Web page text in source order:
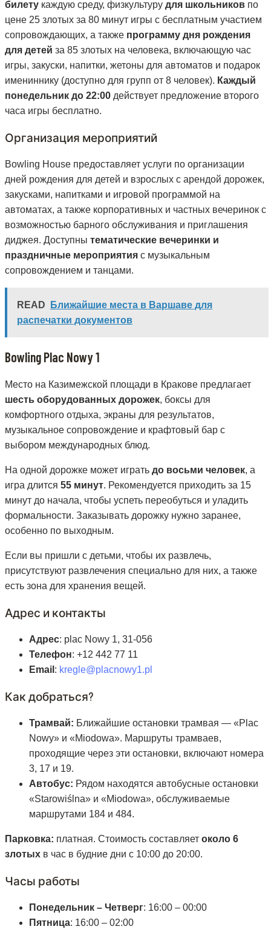
билету каждую среду, физкультуру для школьников по
цене 25 злотых за 80 минут игры с бесплатным участием
сопровождающих, а также программу дня рождения
для детей за 85 злотых на человека, включающую час
игры, закуски, напитки, жетоны для автоматов и подарок
имениннику (доступно для групп от 8 человек). Каждый
понедельник до 22:00 действует предложение второго
часа игры бесплатно.
Организация мероприятий
Bowling House предоставляет услуги по организации
дней рождения для детей и взрослых с арендой дорожек,
закусками, напитками и игровой программой на
автоматах, а также корпоративных и частных вечеринок с
возможностью барного обслуживания и приглашения
диджея. Доступны тематические вечеринки и
праздничные мероприятия с музыкальным
сопровождением и танцами.
READ
Ближайшие места в Варшаве для
распечатки документов
Bowling Plac Nowy 1
Место на Казимежской площади в Кракове предлагает
шесть оборудованных дорожек, боксы для
комфортного отдыха, экраны для результатов,
музыкальное сопровождение и крафтовый бар с
выбором международных блюд.
На одной дорожке может играть до восьми человек, а
игра длится 55 минут. Рекомендуется приходить за 15
минут до начала, чтобы успеть переобуться и уладить
формальности. Заказывать дорожку нужно заранее,
особенно по выходным.
Если вы пришли с детьми, чтобы их развлечь,
присутствуют развлечения специально для них, а также
есть зона для хранения вещей.
Адрес и контакты
Адрес: plac Nowy 1, 31-056
Телефон: +12 442 77 11
Email : kregle@placnowy1.pl
Как добраться?
Трамвай: Ближайшие остановки трамвая — «Plac
Nowy» и «Miodowa». Маршруты трамваев,
проходящие через эти остановки, включают номера
3, 17 и 19.
Автобус: Рядом находятся автобусные остановки
«Starowiślna» и «Miodowa», обслуживаемые
маршрутами 184 и 484.
Парковка: платная. Стоимость составляет около 6
злотых в час в будние дни с 10:00 до 20:00.
Часы работы
Понедельник – Четверг: 16:00 – 00:00
Пятница: 16:00 – 02:00